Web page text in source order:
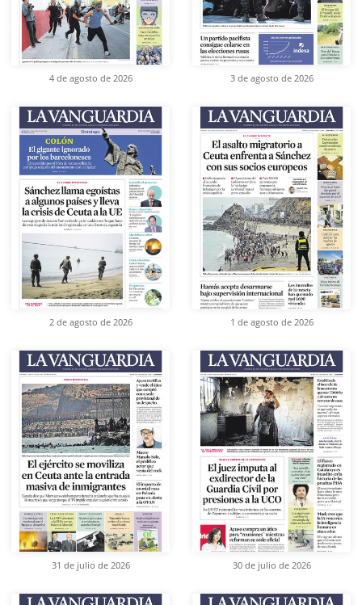
4 de agosto de 2026 3 de agosto de 2026
2 de agosto de 2026 1 de agosto de 2026
31 de julio de 2026 30 de julio de 2026